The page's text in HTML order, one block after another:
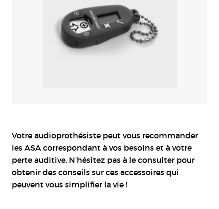
Votre audioprothésiste peut vous recommander
les ASA correspondant à vos besoins et à votre
perte auditive. N’hésitez pas à le consulter pour
obtenir des conseils sur ces accessoires qui
peuvent vous simplifier la vie !